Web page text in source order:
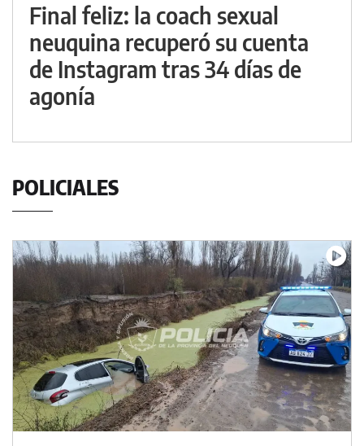
Final feliz: la coach sexual
neuquina recuperó su cuenta
de Instagram tras 34 días de
agonía
POLICIALES